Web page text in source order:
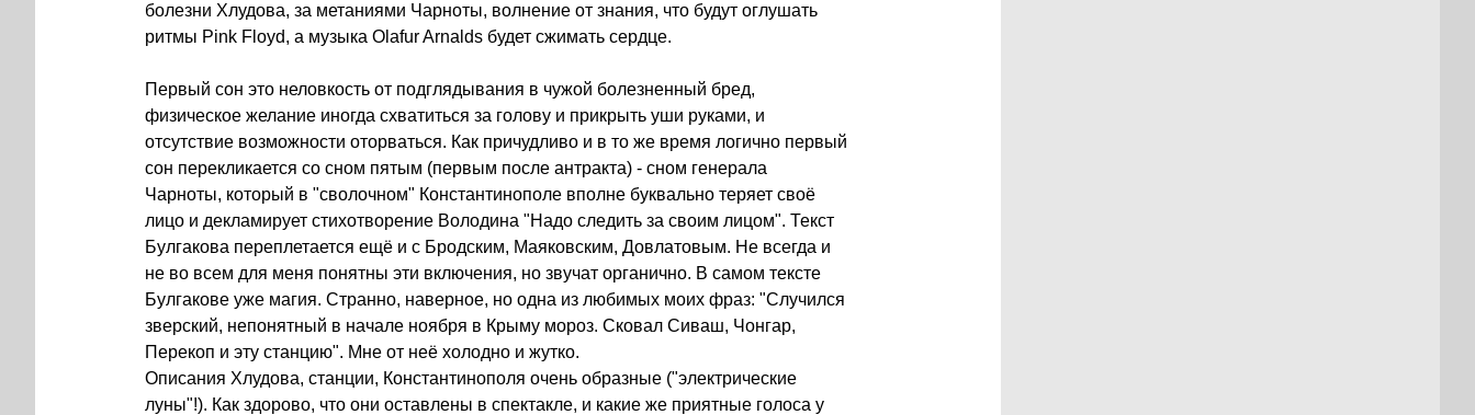
болезни Хлудова, за метаниями Чарноты, волнение от знания, что будут оглушать
ритмы Pink Floyd, а музыка Olafur Arnalds будет сжимать сердце.
Первый сон это неловкость от подглядывания в чужой болезненный бред,
физическое желание иногда схватиться за голову и прикрыть уши руками, и
отсутствие возможности оторваться. Как причудливо и в то же время логично первый
сон перекликается со сном пятым (первым после антракта) - сном генерала
Чарноты, который в "сволочном" Константинополе вполне буквально теряет своё
лицо и декламирует стихотворение Володина "Надо следить за своим лицом". Текст
Булгакова переплетается ещё и с Бродским, Маяковским, Довлатовым. Не всегда и
не во всем для меня понятны эти включения, но звучат органично. В самом тексте
Булгакове уже магия. Странно, наверное, но одна из любимых моих фраз: "Случился
зверский, непонятный в начале ноября в Крыму мороз. Сковал Сиваш, Чонгар,
Перекоп и эту станцию". Мне от неё холодно и жутко. ⠀
Описания Хлудова, станции, Константинополя очень образные ("электрические
луны"!). Как здорово, что они оставлены в спектакле, и какие же приятные голоса у